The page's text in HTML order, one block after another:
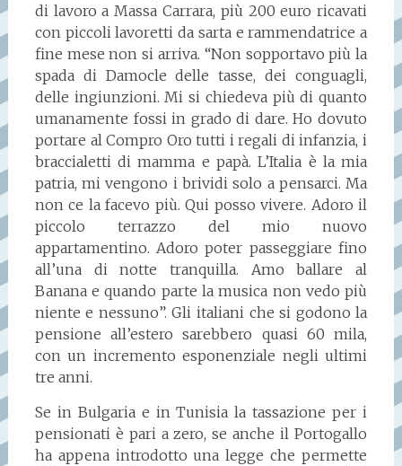
di lavoro a Massa Carrara, più 200 euro ricavati
con piccoli lavoretti da sarta e rammendatrice a
fine mese non si arriva. “Non sopportavo più la
spada di Damocle delle tasse, dei conguagli,
delle ingiunzioni. Mi si chiedeva più di quanto
umanamente fossi in grado di dare. Ho dovuto
portare al Compro Oro tutti i regali di infanzia, i
braccialetti di mamma e papà. L’Italia è la mia
patria, mi vengono i brividi solo a pensarci. Ma
non ce la facevo più. Qui posso vivere. Adoro il
piccolo terrazzo del mio nuovo
appartamentino. Adoro poter passeggiare fino
all’una di notte tranquilla. Amo ballare al
Banana e quando parte la musica non vedo più
niente e nessuno”. Gli italiani che si godono la
pensione all’estero sarebbero quasi 60 mila,
con un incremento esponenziale negli ultimi
tre anni.
Se in Bulgaria e in Tunisia la tassazione per i
pensionati è pari a zero, se anche il Portogallo
ha appena introdotto una legge che permette